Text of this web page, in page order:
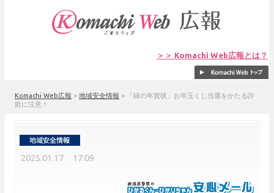
＞＞ Komachi Web広報とは？
Komachi Web広報 > 地域安全情報 >
「緑の年賀状」お年玉くじ当選をかたる詐
欺に注意！
2025.01.17 17:09